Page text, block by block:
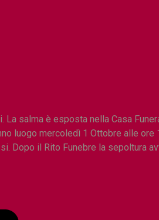
La salma è esposta nella Casa
luogo mercoledì 1 Ottobre alle
Dopo il Rito Funebre la sepoltura